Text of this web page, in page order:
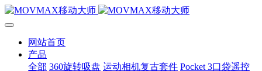
网站首页
产品
全部 360旋转吸盘 运动相机复古套件 Pocket 3口袋遥控